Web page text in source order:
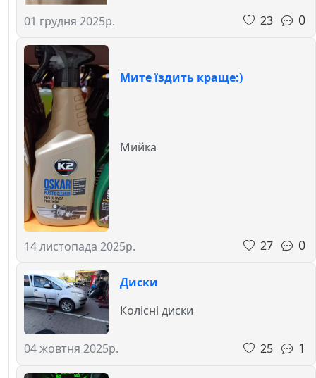
01 грудня 2025р. 23 0
Мите їздить краще:)
14 листопада 2025р.
Мийка
27 0
Диски
04 жовтня 2025р.
Колісні диски
25 1